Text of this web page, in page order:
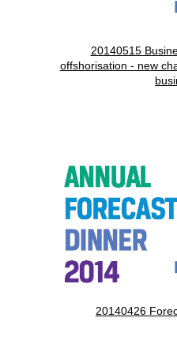
20140515
offshorisation - new
20140426